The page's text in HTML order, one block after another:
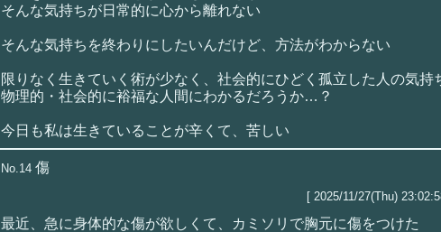
そんな気持ちが日常的に心から離れない
そんな気持ちを終わりにしたいんだけど、方法がわからない
限りなく生きていく術が少なく、社会的にひどく孤立した人の気持
物理的・社会的に裕福な人間にわかるだろうか…？
今日も私は生きていることが辛くて、苦しい
No.14 傷
[ 2025/11/27(Thu)
最近、急に身体的な傷が欲しくて、カミソリで胸元に傷をつけた